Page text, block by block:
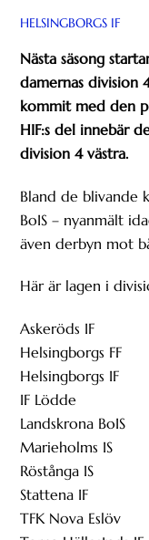
HELSINGBORGS IF
Nästa säsong
damernas division
kommit med den
HIF:s del innebär
division 4 västra.
Bland de blivande
BoIS – nyanmält
även derbyn mot
Här är lagen i
Askeröds IF
Helsingborgs FF
Helsingborgs IF
IF Lödde
Landskrona BoIS
Marieholms IS
Röstånga IS
Stattena IF
TFK Nova Eslöv